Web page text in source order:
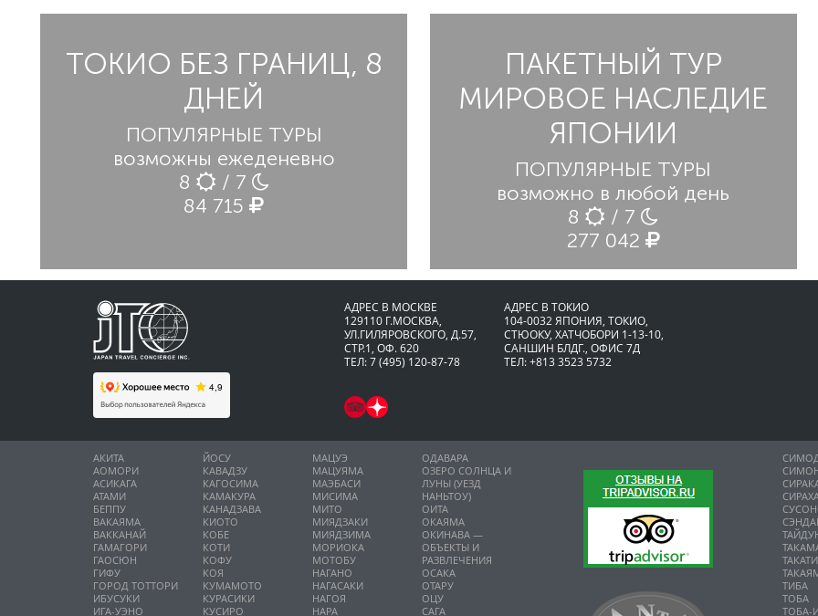
ТОКИО БЕЗ ГРАНИЦ, 8
ДНЕЙ
ПОПУЛЯРНЫЕ ТУРЫ
возможны ежеденевно
8
/ 7
84 715
ПАКЕТНЫЙ ТУР
МИРОВОЕ НАСЛЕДИЕ
ЯПОНИИ
ПОПУЛЯРНЫЕ ТУРЫ
возможно в любой день
8
/ 7
277 042
АДРЕС В МОСКВЕ
129110 Г.МОСКВА,
УЛ.ГИЛЯРОВСКОГО, Д.57,
СТР.1, ОФ. 620
ТЕЛ: 7 (495) 120-87-78
АДРЕС В ТОКИО
104-0032 ЯПОНИЯ, ТОКИО,
CТЮОКУ, ХАТЧОБОРИ 1-13-10,
САНШИН БЛДГ., ОФИС 7Д
ТЕЛ: +813 3523 5732
АКИТА
АОМОРИ
АСИКАГА
АТАМИ
БЕППУ
ВАКАЯМА
ВАККАНАЙ
ГАМАГОРИ
ГАОСЮН
ГИФУ
ГОРОД ТОТТОРИ
ИБУСУКИ
ИГА-УЭНО
ЙОСУ
КАВАДЗУ
КАГОСИМА
КАМАКУРА
КАНАДЗАВА
КИОТО
КОБЕ
КОТИ
КОФУ
КОЯ
КУМАМОТО
КУРАСИКИ
КУСИРО
МАЦУЭ
МАЦУЯМА
МАЭБАСИ
МИСИМА
МИТО
МИЯДЗАКИ
МИЯДЗИМА
МОРИОКА
МОТОБУ
НАГАНО
НАГАСАКИ
НАГОЯ
НАРА
ОДАВАРА
ОЗЕРО СОЛНЦА И
ЛУНЫ (УЕЗД
НАНЬТОУ)
ОИТА
ОКАЯМА
ОКИНАВА —
ОБЪЕКТЫ И
РАЗВЛЕЧЕНИЯ
ОСАКА
ОТАРУ
ОЦУ
САГА
ТИБА
ТОБА
ТОБА-